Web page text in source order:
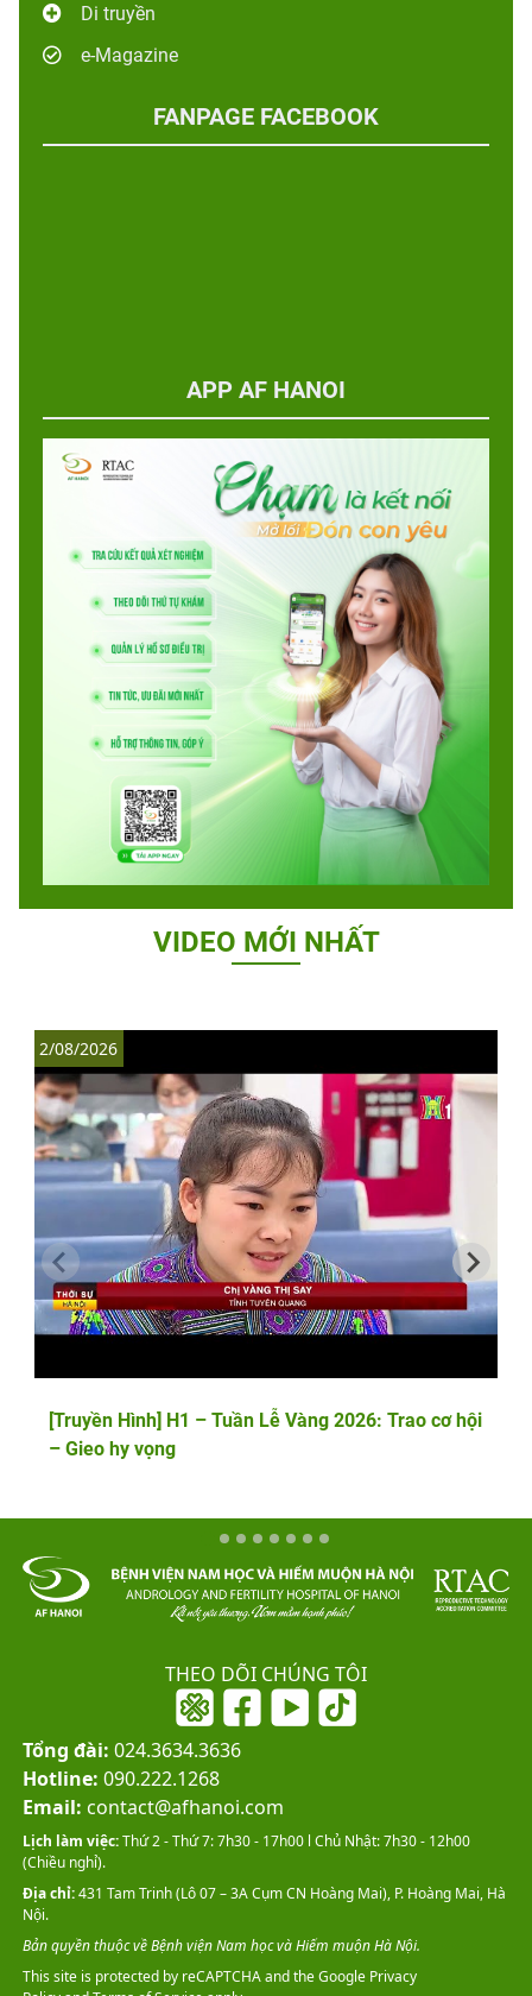
Di truyền
e-Magazine
FANPAGE FACEBOOK
APP AF HANOI
VIDEO MỚI NHẤT
[Truyền Hình] H1 – Tuần Lễ Vàng 2026: Trao cơ hội
– Gieo hy vọng
2/08/2026
THEO DÕI CHÚNG TÔI
Tổng đài: 024.3634.3636
Hotline: 090.222.1268
Email: contact@afhanoi.com
This site is protected by reCAPTCHA and the GooglePrivacy
Lịch làm việc:Thứ 2 - Thứ 7: 7h30 - 17h00 l Chủ Nhật: 7h30 - 12h00
(Chiều nghỉ).
Địa chỉ:431 Tam Trinh (Lô 07 – 3A Cụm CN Hoàng Mai), P. Hoàng Mai, Hà
Nội.
Bản quyền thuộc về Bệnh viện Nam học và Hiếm muộn Hà Nội.